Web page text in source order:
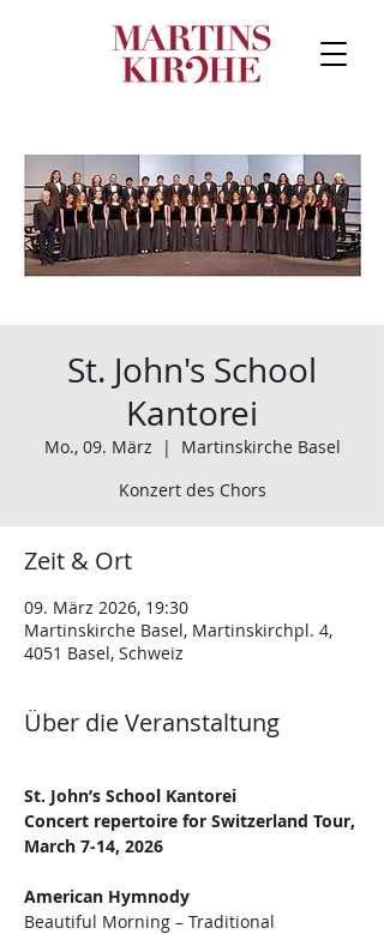
St. John's School
Kantorei
Mo., 09. März
  |
Martinskirche Basel
Konzert des Chors
Zeit & Ort
09. März 2026, 19:30
Martinskirche Basel, Martinskirchpl. 4,
4051 Basel, Schweiz
Über die Veranstaltung
St. John’s School Kantorei
Concert repertoire for Switzerland Tour,
March 7-14, 2026
American Hymnody
Beautiful Morning – Traditional